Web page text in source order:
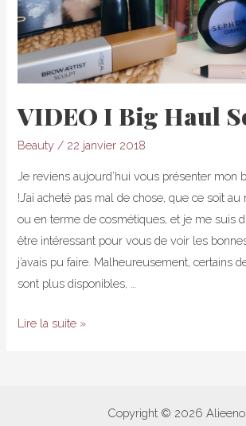
VIDEO I Big Haul
Beauty / 22 janvier 2018
Je reviens aujourd’hui vous présenter mon
!J’ai acheté pas mal de chose, que ce soit
ou en terme de cosmétiques, et je me suis
être intéressant pour vous de voir les
j’avais pu faire. Malheureusement, certains
sont plus disponibles, …
VIDEO
Lire la suite »
Copyright © 2026